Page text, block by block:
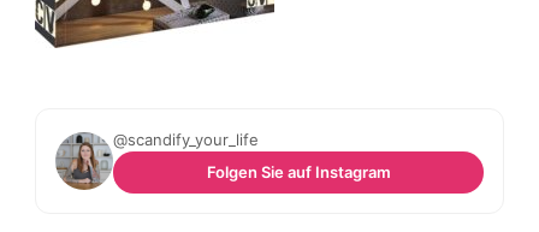
@scandify_your_life
Folgen Sie auf Instagram